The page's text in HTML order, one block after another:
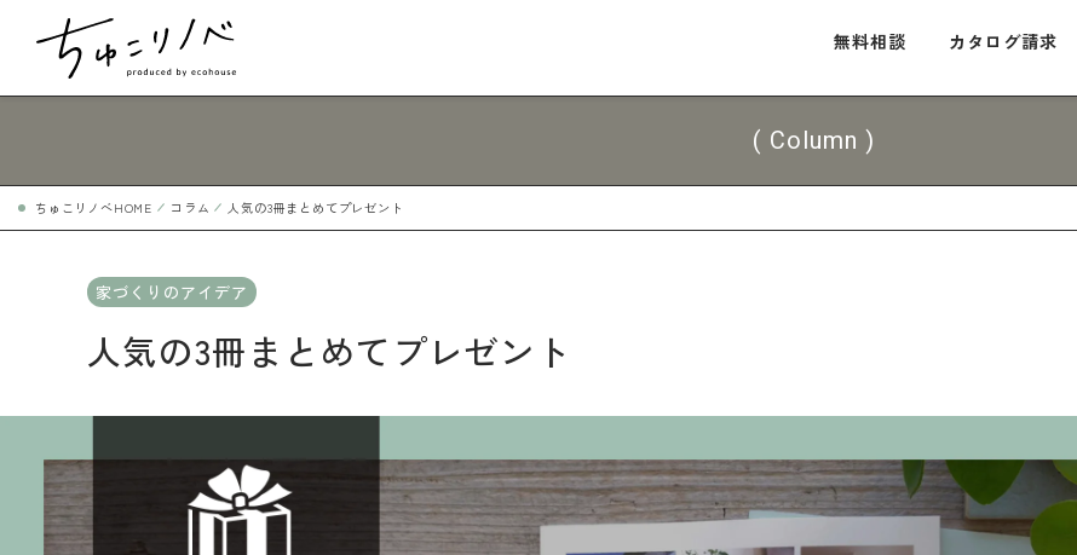
無料相談 カタログ請求
About ちゅこリノベの家づくり
Design
ひとつだけのわたしスタイル
Flow
Search
プロと一緒に物件探し
施工事例
お客様インタビュー
カタログ請求
( Column )
ちゅこリノベHOME コラム 人気の3冊まとめてプレゼント
家づくりのアイデア
人気の3冊まとめてプレゼント